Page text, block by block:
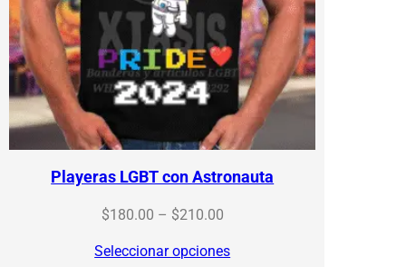
Playeras LGBT con Astronauta
$180.00 – $210.00Price
$180.00
Seleccionar opciones